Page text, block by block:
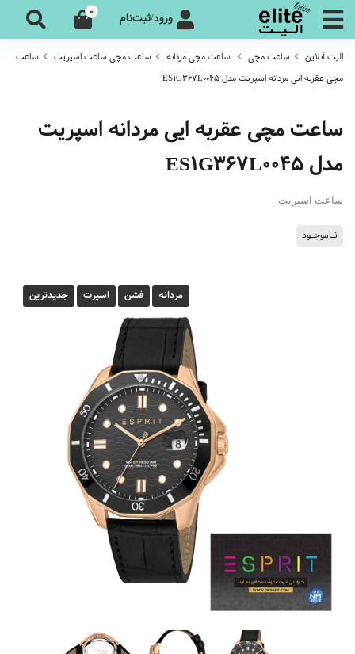
ورود/ثبت‌نام 0
الیت آنلاین ساعت مچی ساعت مچی مردانه ساعت مچی ساعت اسپریت
ساعت
مچی عقربه ایی مردانه اسپریت مدل ES1G367L0045
ساعت مچی عقربه ایی مردانه اسپریت
مدل ES1G367L0045
ساعت اسپریت
نـاموجـود
مردانه فشن اسپرت جدیدترین